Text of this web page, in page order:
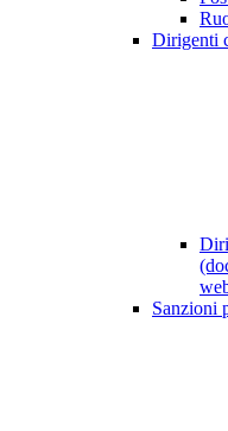
Dirigenti
Sanzioni